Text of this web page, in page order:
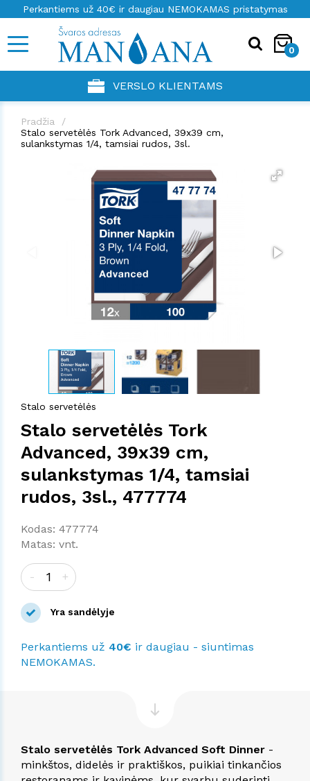
Perkantiems už 40€ ir daugiau NEMOKAMAS pristatymas
0
VERSLO KLIENTAMS
Pradžia
Stalo servetėlės Tork Advanced, 39x39 cm,
sulankstymas 1/4, tamsiai rudos, 3sl.
Stalo servetėlės
Stalo servetėlės Tork
Advanced, 39x39 cm,
sulankstymas 1/4, tamsiai
rudos, 3sl., 477774
Kodas: 477774
Matas: vnt.
- +
Yra sandėlyje
Perkantiems už 40€ ir daugiau - siuntimas
NEMOKAMAS.
Stalo servetėlės Tork Advanced Soft Dinner -
minkštos, didelės ir praktiškos, puikiai tinkančios